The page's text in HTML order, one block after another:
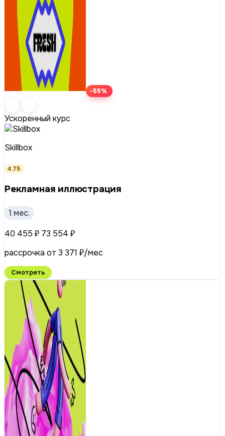
-55%
Ускоренный курс
Skillbox
4.75
Рекламная иллюстрация
1 мес.
40 455 ₽ 73 554 ₽
рассрочка от 3 371 ₽/мес
Смотреть